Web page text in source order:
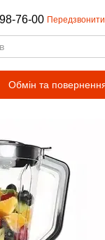
76-00
Обмін та